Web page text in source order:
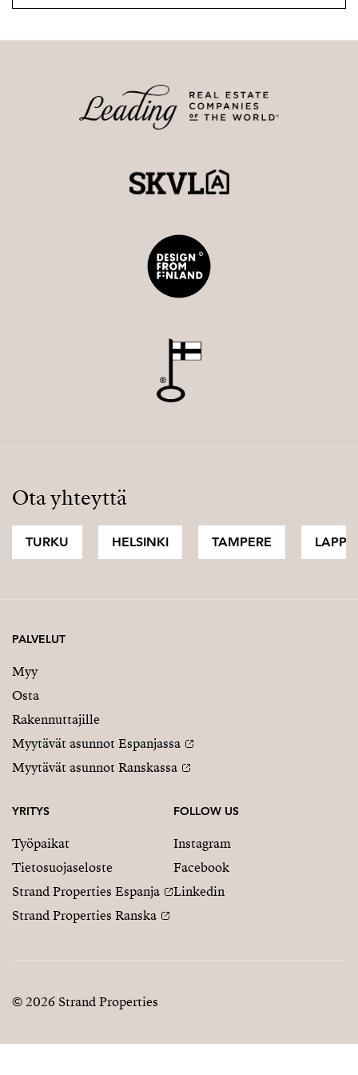
Ota yhteyttä
TURKU HELSINKI TAMPERE LAPPI
PALVELUT
Myy
Osta
Rakennuttajille
Myytävät asunnot Espanjassa
Myytävät asunnot Ranskassa
YRITYS
Työpaikat
Tietosuojaseloste
Strand Properties Espanja
Strand Properties Ranska
FOLLOW US
Instagram
Facebook
Linkedin
© 2026 Strand Properties